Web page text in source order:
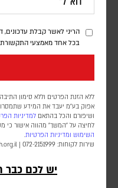
הריני לאשר קבלת עדכונים,
בכל אחד מאמצעי
ללא הזנת הפרטים וללא סימון
אפוק בע״מ יעבד את המידע שתמסרו
ושיפורם והכל בהתאם למדיניות
לחיצה על "המשך" מהווה אישור כי
השימוש ומדיניות הפרטיות.
שירות לקוחות: 072-2151999 |
יש לכם כבר
במפרץ הפכו את התרחיש